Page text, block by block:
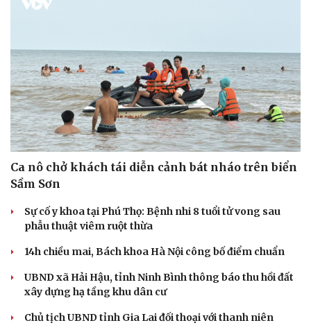
Ca nô chở khách tái diễn cảnh bát nháo trên biển
Sầm Sơn
Sự cố y khoa tại Phú Thọ: Bệnh nhi 8 tuổi tử vong sau
phẫu thuật viêm ruột thừa
14h chiều mai, Bách khoa Hà Nội công bố điểm chuẩn
UBND xã Hải Hậu, tỉnh Ninh Bình thông báo thu hồi đất
xây dựng hạ tầng khu dân cư
Chủ tịch UBND tỉnh Gia Lai đối thoại với thanh niên